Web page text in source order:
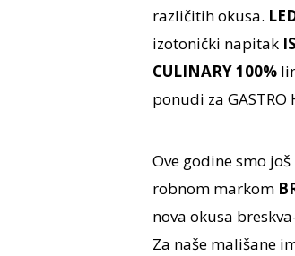
različitih okusa.
izotonički napitak
CULINARY 100%
ponudi za GASTRO
Ove godine smo
robnom markom
nova okusa
Za naše mališane